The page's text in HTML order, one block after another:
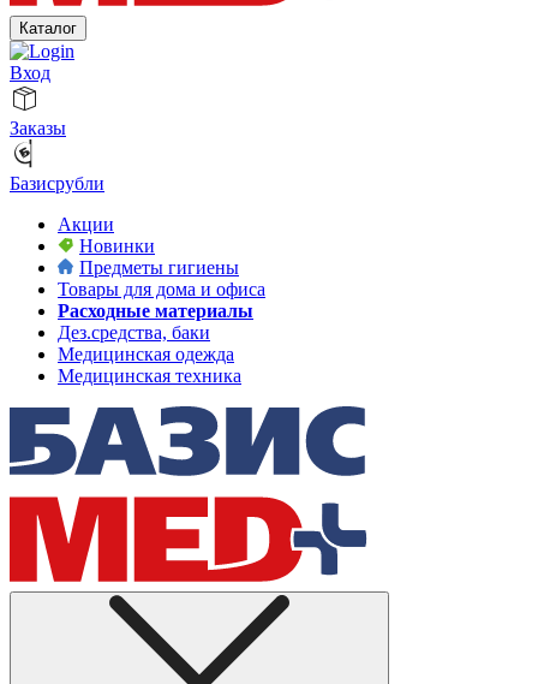
Каталог
Вход
Заказы
Базисрубли
Акции
Новинки
Предметы гигиены
Товары для дома и офиса
Расходные материалы
Дез.средства, баки
Медицинская одежда
Медицинская техника